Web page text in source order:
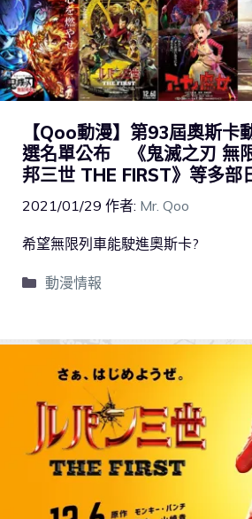
【Qoo動漫】第93屆奧斯卡
選名單公布 《鬼滅之刃 無
邦三世 THE FIRST》等多部
2021/01/29 作者: Mr. Qoo
希望無限列車能駛進奧斯卡?
動漫情報